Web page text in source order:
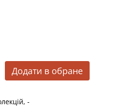
Додати в обране
-